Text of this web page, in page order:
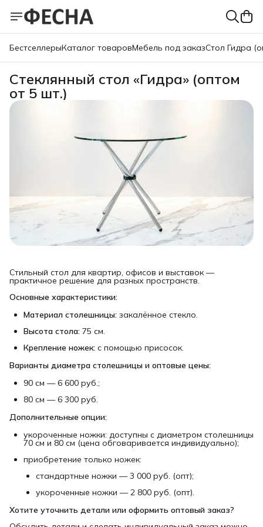
БестселлерыКаталог товаровМебель под заказСтол Гидра
Стеклянный стол «Гидра» (оптом
от 5 шт.)
Стильный стол для квартир, офисов и выставок —
практичное решение для разных пространств.
Основные характеристики:
Материал столешницы: закалённое стекло.
Высота стола: 75 см.
Крепление ножек: с помощью присосок.
Варианты диаметра столешницы и оптовые цены:
90 см — 6 600 руб.;
80 см — 6 300 руб.
Дополнительные опции:
укороченные ножки: доступны с диаметром столешницы
70 см и 80 см (цена обговаривается индивидуально);
приобретение только ножек:
стандартные ножки — 3 000 руб. (опт);
укороченные ножки — 2 800 руб. (опт).
Хотите уточнить детали или оформить оптовый заказ?